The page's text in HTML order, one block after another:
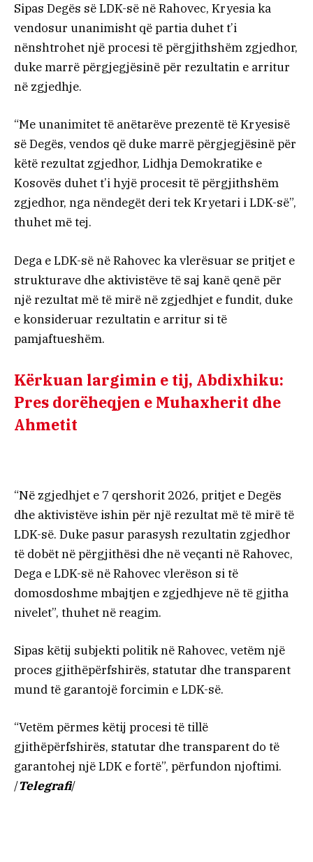
Sipas Degës së LDK-së në Rahovec, Kryesia ka
vendosur unanimisht që partia duhet t’i
nënshtrohet një procesi të përgjithshëm zgjedhor,
duke marrë përgjegjësinë për rezultatin e arritur
në zgjedhje.
“Me unanimitet të anëtarëve prezentë të Kryesisë
së Degës, vendos që duke marrë përgjegjësinë për
këtë rezultat zgjedhor, Lidhja Demokratike e
Kosovës duhet t’i hyjë procesit të përgjithshëm
zgjedhor, nga nëndegët deri tek Kryetari i LDK-së”,
thuhet më tej.
Dega e LDK-së në Rahovec ka vlerësuar se pritjet e
strukturave dhe aktivistëve të saj kanë qenë për
një rezultat më të mirë në zgjedhjet e fundit, duke
e konsideruar rezultatin e arritur si të
pamjaftueshëm.
Kërkuan largimin e tij, Abdixhiku:
Pres dorëheqjen e Muhaxherit dhe
Ahmetit
“Në zgjedhjet e 7 qershorit 2026, pritjet e Degës
dhe aktivistëve ishin për një rezultat më të mirë të
LDK-së. Duke pasur parasysh rezultatin zgjedhor
të dobët në përgjithësi dhe në veçanti në Rahovec,
Dega e LDK-së në Rahovec vlerëson si të
domosdoshme mbajtjen e zgjedhjeve në të gjitha
nivelet”, thuhet në reagim.
Sipas këtij subjekti politik në Rahovec, vetëm një
proces gjithëpërfshirës, statutar dhe transparent
mund të garantojë forcimin e LDK-së.
“Vetëm përmes këtij procesi të tillë
gjithëpërfshirës, statutar dhe transparent do të
garantohej një LDK e fortë”, përfundon njoftimi.
/Telegrafi/